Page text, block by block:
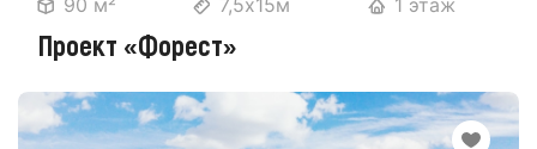
90 м² 7,5х15м 1 этаж
Проект «Форест»